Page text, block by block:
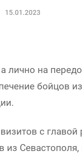
15.01.2023
лично на
бойцов
с главой
из